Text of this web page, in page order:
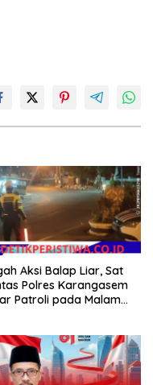
Aksi Balap Liar, Sat
Polres Karangasem
Patroli pada Malam